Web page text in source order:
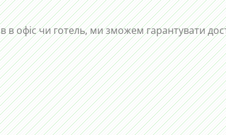
в офіс чи готель, ми зможем гарантувати